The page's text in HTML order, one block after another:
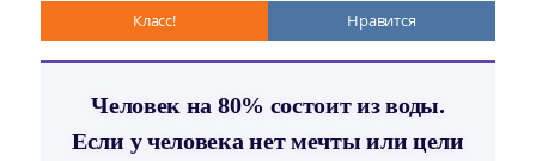
Класс! Нравится
Человек на 80% состоит из воды.
Если у человека нет мечты или цели